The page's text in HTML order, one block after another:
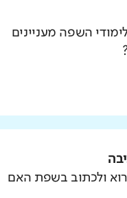
השפה מעניינים
ולכתוב בשפת האם